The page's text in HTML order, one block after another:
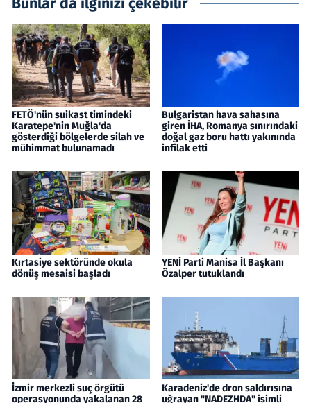
FETÖ'nün suikast timindeki
Karatepe'nin Muğla'da
gösterdiği bölgelerde silah ve
mühimmat bulunamadı
Bulgaristan hava sahasına
giren İHA, Romanya sınırındaki
doğal gaz boru hattı yakınında
infilak etti
Kırtasiye sektöründe okula
dönüş mesaisi başladı
YENİ Parti Manisa İl Başkanı
Özalper tutuklandı
İzmir merkezli suç örgütü
operasyonunda yakalanan 28
Karadeniz'de dron saldırısına
uğrayan "NADEZHDA" isimli